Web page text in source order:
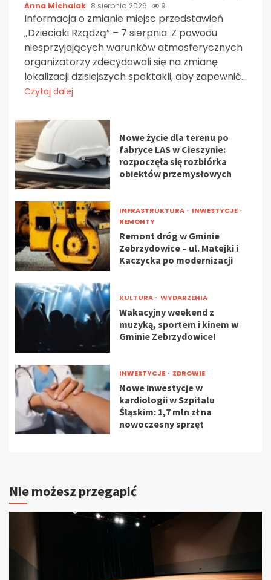
Anna Michalak 8 sierpnia 2026 9
Informacja o zmianie miejsc przedstawień
„Dzieciaki Rządzą” – 7 sierpnia. Z powodu
niesprzyjających warunków atmosferycznych
organizatorzy zdecydowali się na zmianę
lokalizacji dzisiejszych spektakli, aby zapewnić...
Czytaj dalej
Nowe życie dla terenu po
fabryce LAS w Cieszynie:
rozpoczęła się rozbiórka
obiektów przemysłowych
INFRASTRUKTURA
INWESTYCJE
REMONTY
Remont dróg w Gminie
Zebrzydowice – ul. Matejki i
Kaczycka po modernizacji
KULTURA WYDARZENIA
Wakacyjny weekend z
muzyką, sportem i kinem w
Gminie Zebrzydowice!
INWESTYCJE ZDROWIE
Nowe inwestycje w
kardiologii w Szpitalu
Śląskim: 1,7 mln zł na
nowoczesny sprzęt
Nie możesz przegapić